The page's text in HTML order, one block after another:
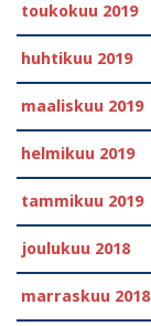
toukokuu 2019
huhtikuu 2019
maaliskuu 2019
helmikuu 2019
tammikuu 2019
joulukuu 2018
marraskuu 2018